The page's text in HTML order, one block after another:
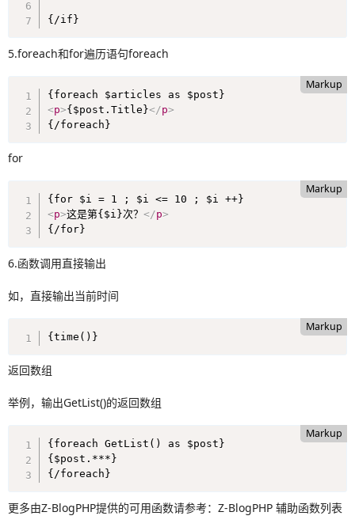
{/if}
5.foreach和for遍历语句foreach
Markup
<p>{$post.Title}</p>
{/foreach}
for
Markup
<p>这是第{$i}次？</p>
{/for}
6.函数调用直接输出
如，直接输出当前时间
Markup
{time()}
返回数组
举例，输出GetList()的返回数组
Markup
{foreach GetList() as $post}
{$post.***}
{/foreach}
更多由Z-BlogPHP提供的可用函数请参考：Z-BlogPHP 辅助函数列表